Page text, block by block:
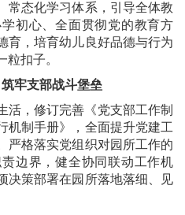
常态化学习体系，引导全体教
初心、全面贯彻党的教育方
育，培育幼儿良好品德与行为
扣子。
牢支部战斗堡垒
活，修订完善《党支部工作制
机制手册》，全面提升党建工
严格落实党组织对园所工作的
边界，健全协同联动工作机
决策部署在园所落地落细、见